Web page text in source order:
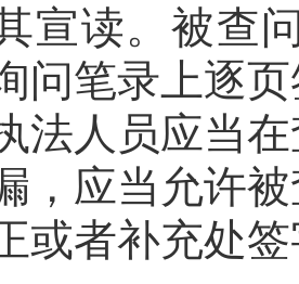
宣读。被查
问笔录上逐
法人员应当
，应当允许
或者补充处